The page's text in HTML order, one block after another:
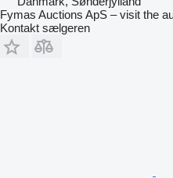
Fymas Auctions ApS – visit the
Kontakt sælgeren